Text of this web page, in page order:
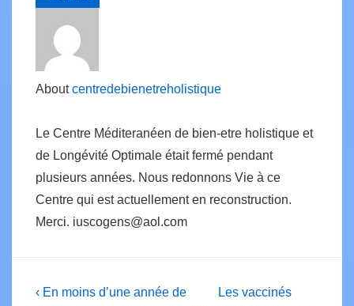
Aboutcentredebienetreholistique
Le Centre Méditeranéen de bien-etre holistique et
de Longévité Optimale était fermé pendant
plusieurs années. Nous redonnons Vie à ce
Centre qui est actuellement en reconstruction.
Merci. iuscogens@aol.com
Post
Previous
‹ En moins d’une année de
Next
Les vaccinés